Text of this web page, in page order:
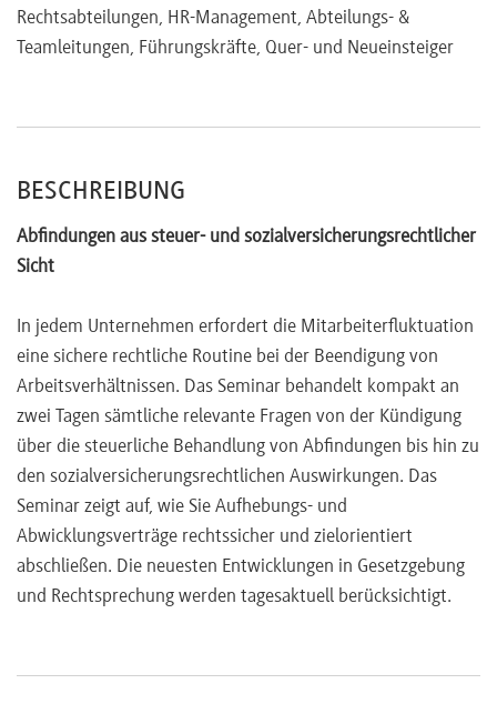
Ausscheiden älterer Arbeitnehmer
Rechtsabteilungen, HR-Management, Abteilungs- &
Teamleitungen, Führungskräfte, Quer- und Neueinsteiger
BESCHREIBUNG
Abfindungen aus steuer- und sozialversicherungsrechtlicher
Sicht
In jedem Unternehmen erfordert die Mitarbeiterfluktuation
eine sichere rechtliche Routine bei der Beendigung von
Arbeitsverhältnissen. Das Seminar behandelt kompakt an
zwei Tagen sämtliche relevante Fragen von der Kündigung
über die steuerliche Behandlung von Abfindungen bis hin zu
den sozialversicherungsrechtlichen Auswirkungen. Das
Seminar zeigt auf, wie Sie Aufhebungs- und
Abwicklungsverträge rechtssicher und zielorientiert
abschließen. Die neuesten Entwicklungen in Gesetzgebung
und Rechtsprechung werden tagesaktuell berücksichtigt.